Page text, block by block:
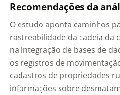
Recomendações da
O estudo aponta caminhos
rastreabilidade da cadeia da
na integração de bases de
os registros de
cadastros de propriedades
informações sobre